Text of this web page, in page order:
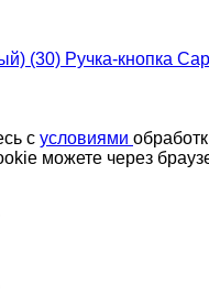
Ручка-кнопка
с условиями
можете через